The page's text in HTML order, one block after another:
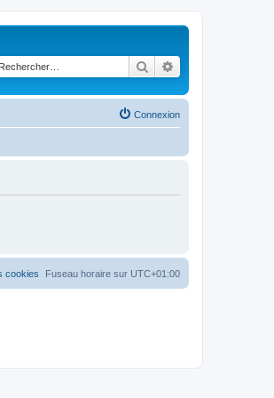
Rechercher
Connexion
Fuseau horaire sur UTC+01:00
cookies